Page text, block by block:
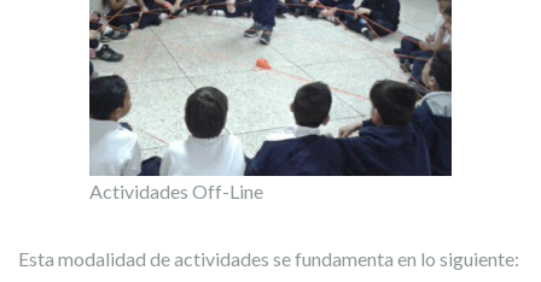
Actividades Off-Line
Esta modalidad de actividades se fundamenta en lo siguiente: